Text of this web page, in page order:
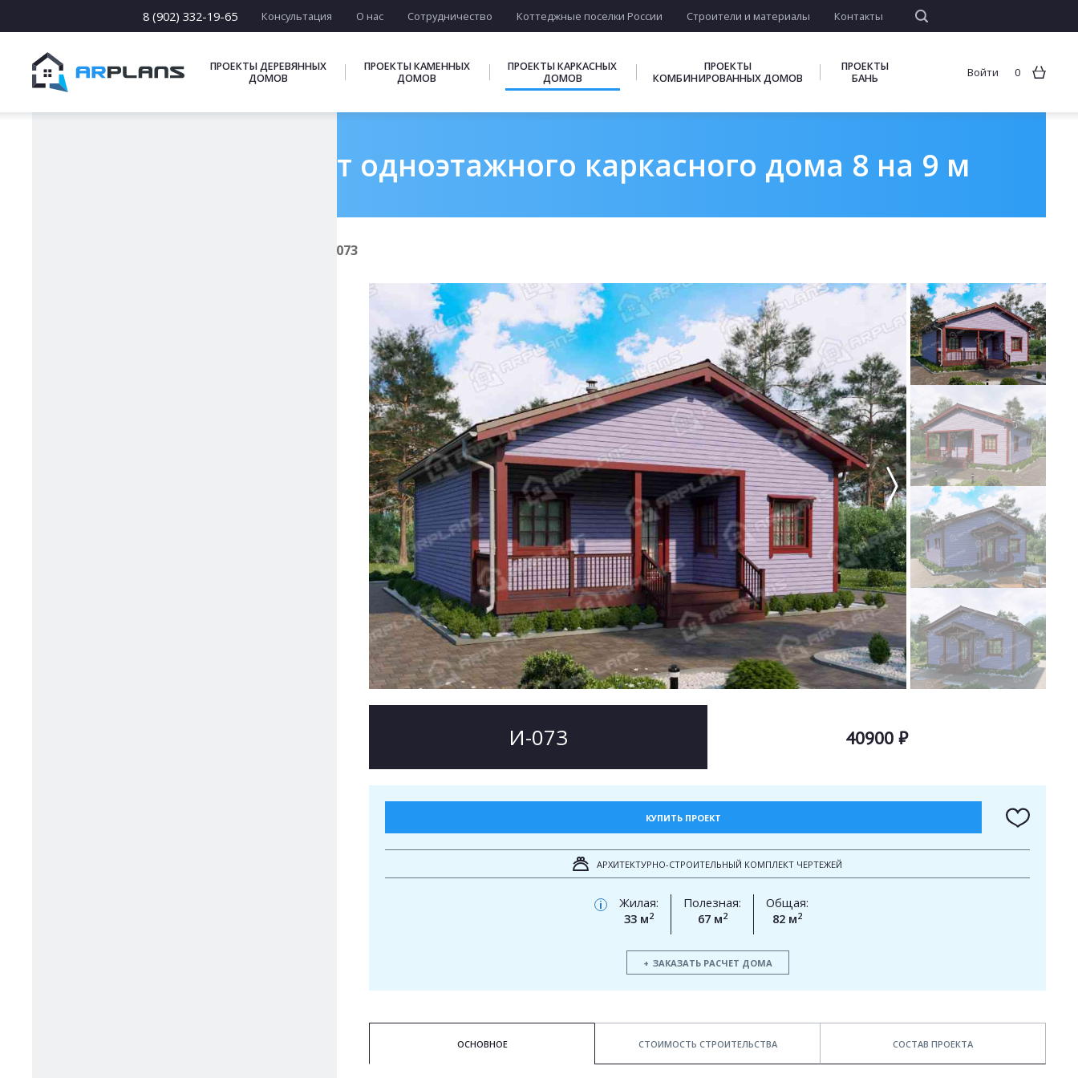
8 (902) 332-19-65 Консультация О нас Сотрудничество Коттеджные поселки России Строители и материалы Контакты
ПРОЕКТЫ ДЕРЕВЯННЫХ
ДОМОВ
ПРОЕКТЫ КАМЕННЫХ
ДОМОВ
ПРОЕКТЫ КАРКАСНЫХ
ДОМОВ
ПРОЕКТЫ
КОМБИНИРОВАННЫХ ДОМОВ
ПРОЕКТЫ
БАНЬ
Войти 0
Готовый проект одноэтажного каркасного дома 8 на 9 м
И-073
И-073 40900 ₽
КУПИТЬ ПРОЕКТ
АРХИТЕКТУРНО-СТРОИТЕЛЬНЫЙ КОМПЛЕКТ ЧЕРТЕЖЕЙ
i
Жилая:
33 м2
Полезная:
67 м2
Общая:
82 м2
ЗАКАЗАТЬ РАСЧЕТ ДОМА
ОСНОВНОЕ СТОИМОСТЬ СТРОИТЕЛЬСТВА СОСТАВ ПРОЕКТА